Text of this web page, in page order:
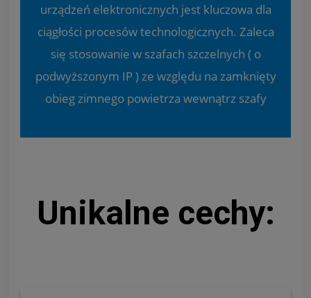
urządzeń elektronicznych jest kluczowa dla
ciągłości procesów technologicznych. Zaleca
się stosowanie w szafach szczelnych ( o
podwyższonym IP ) ze względu na zamknięty
obieg zimnego powietrza wewnątrz szafy
Unikalne cechy: